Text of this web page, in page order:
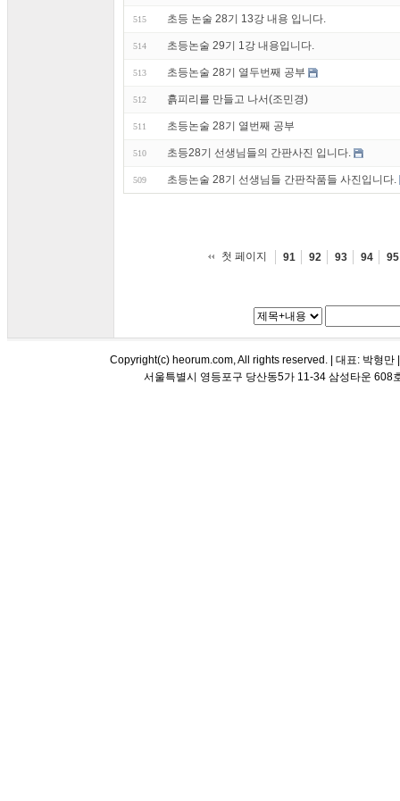
515 초등 논술 28기 13강 내용 입니다.
514 초등논술 29기 1강 내용입니다.
513 초등논술 28기 열두번째 공부
512 흙피리를 만들고 나서(조민경)
511 초등논술 28기 열번째 공부
510 초등28기 선생님들의 간판사진 입니다.
509 초등논술 28기 선생님들 간판작품들 사진입니다.
첫 페이지 91 92 93 94 95
Copyright(c) heorum.com, All rights reserved. | 대표: 박형
서울특별시 영등포구 당산동5가 11-34 삼성타운